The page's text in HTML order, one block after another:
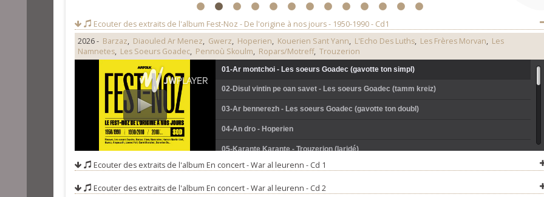
1 2 3 4 5 6 7 8 9 10 11 12 13
Ecouter des extraits de l'album Fest-Noz - De l'origine à nos jours - 1950-1990 - Cd1
2026 - Barzaz, Diaouled Ar Menez, Gwerz, Hoperien, Kouerien Sant Yann, L'Echo Des Luths, Les Frères Morvan, Les
Namnetes, Les Soeurs Goadec, Pennoù Skoulm, Ropars/Motreff, Trouzerion
01-Ar montchoi - Les soeurs Goadec (gavotte ton simpl)
02-Disul vintin pe oan savet - Les soeurs Goadec (tamm kreiz)
03-Ar bennerezh - Les soeurs Goadec (gavotte ton doubl)
04-An dro - Hoperien
05-Karante Karante - Trouzerion (laridé)
06-Suite Fisel - Kouerien Sant Yann
07-Par un dimanche au soir - Namnetes (demi-tour)
Ecouter des extraits de l'album En concert - War al leurenn - Cd 1
Ecouter des extraits de l'album En concert - War al leurenn - Cd 2